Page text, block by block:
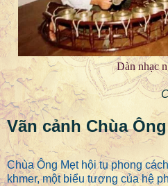
Dàn nhạc
Vãn cảnh Chùa
Chùa Ông Mẹt hội tụ phong
khmer, một biểu tượng của hệ